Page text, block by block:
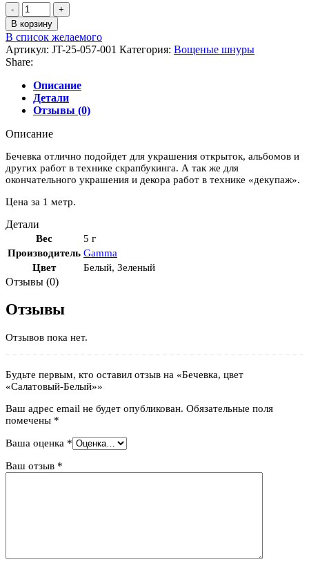
Количество
товара
Бечевка,
цвет
"Салатовый-
Белый"
В корзину
В список желаемого
Артикул: JT-25-057-001 Категория: Вощеные шнуры
Share:
Описание
Детали
Отзывы (0)
Описание
Бечевка отлично подойдет для украшения открыток, альбомов и
других работ в технике скрапбукинга. А так же для
окончательного украшения и декора работ в технике «декупаж».
Цена за 1 метр.
Детали
Вес
5 г
Производитель Gamma
Цвет
Белый, Зеленый
Отзывы (0)
Отзывы
Отзывов пока нет.
Будьте первым, кто оставил отзыв на «Бечевка, цвет
«Салатовый-Белый»»
Ваш адрес email не будет опубликован. Обязательные поля
помечены *
Ваша оценка *
Ваш отзыв *